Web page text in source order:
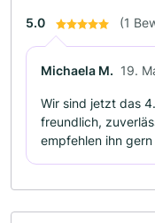
5.0 (1
Michaela M. 19.
Wir sind jetzt das
freundlich,
empfehlen ihn